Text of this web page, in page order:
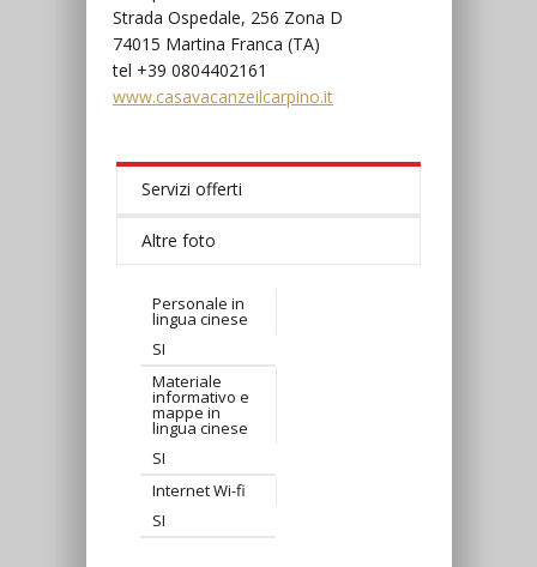
Strada Ospedale, 256 Zona D
74015 Martina Franca (TA)
tel +39 0804402161
www.casavacanzeilcarpino.it
Servizi offerti
Altre foto
Personale in
lingua cinese
SI
Materiale
informativo e
mappe in
lingua cinese
SI
Internet Wi-fi
SI